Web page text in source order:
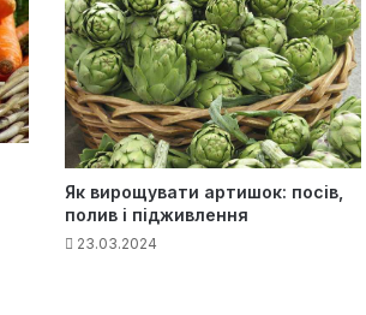
Як вирощувати артишок: посів,
полив і підживлення
23.03.2024